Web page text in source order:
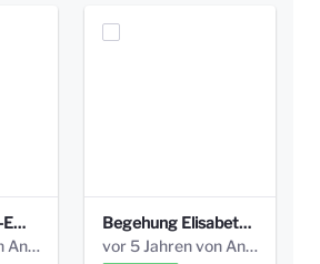
ELISA_1807-17-EW_BEZIRK-kl_compressed.pdf
vor 5 Jahren von Anni Schlumberger
Begehung Elisabethenanlage 1.8.17_Protokoll .pdf
vor 5 Jahren von Anni Schlumberger